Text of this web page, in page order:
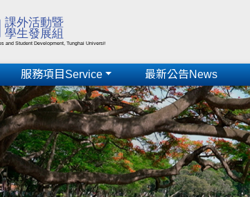
服務項目Service 最新公告News